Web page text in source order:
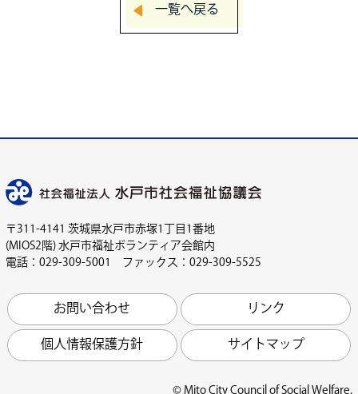
一覧へ戻る
〒311-4141 茨城県水戸市赤塚1丁目1番地
(MIOS2階) 水戸市福祉ボランティア会館内
電話：029-309-5001 ファックス：029-309-5525
お問い合わせ
リンク
個人情報保護方針
サイトマップ
© Mito City Council of Social Welfare.